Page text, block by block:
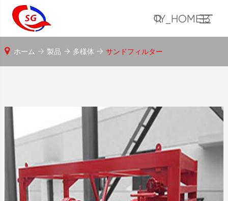
TY_HOME13
ホーム 製品 多様体 サンドフィルター